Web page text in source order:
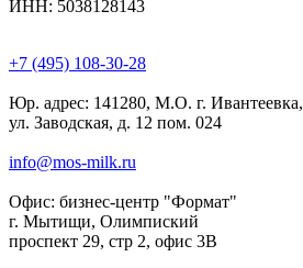
ИНН: 5038128143
+7 (495) 108-30-28
Юр. адрес: 141280, М.О. г. Ивантеевка,
ул. Заводская, д. 12 пом. 024
info@mos-milk.ru
Офис: бизнес-центр "Формат"
г. Мытищи, Олимпиский
проспект 29, стр 2, офис 3B